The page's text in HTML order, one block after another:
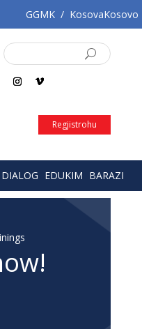
GGMK / KosovaKosovo
Regjistrohu
DIALOG EDUKIM BARAZI